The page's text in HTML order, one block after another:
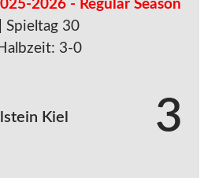
2026 - Regular Season
| Spieltag 30
3-0
Kiel 3